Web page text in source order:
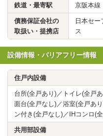
鉄道・最寄駅 京阪本線
債務保証会社の
取扱い・提携店
日本セ
ス
設備情報・バリアフリー情報
住戸内設備
台所(全戸あり)／トイレ(全戸
面台(全戸なし)／浴室(全戸あ
ン付き(全戸なし)／IHコンロ(
共用部設備